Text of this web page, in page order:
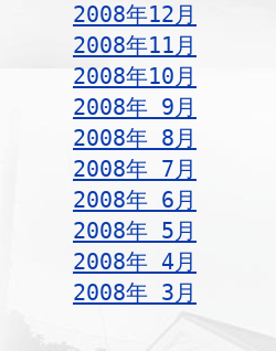
2008年12月
2008年11月
2008年10月
2008年 9月
2008年 8月
2008年 7月
2008年 6月
2008年 5月
2008年 4月
2008年 3月